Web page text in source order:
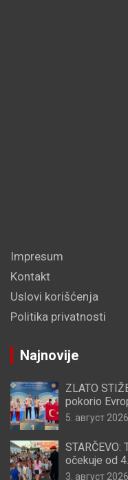
Impresum
Kontakt
Uslovi korišćenja
Politika privatnosti
Najnovije
ZLATO
pokorio
5. август 2026.
STARČEVO:
očekuje od
3. август 2026.